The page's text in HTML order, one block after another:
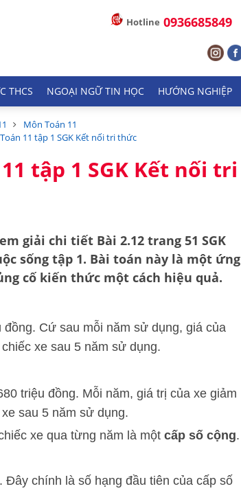
Hotline 0936685849
THCS NGOẠI NGỮ TIN HỌC HƯỚNG NGHIỆP
Môn Toán 11
11 tập 1 SGK Kết nối tri thức
tập 1 SGK Kết nối tri
giải chi tiết Bài 2.12 trang 51 SGK
sống tập 1. Bài toán này là một ứng
cố kiến thức một cách hiệu quả.
Cứ sau mỗi năm sử dụng, giá của
xe sau 5 năm sử dụng.
triệu đồng. Mỗi năm, giá trị của xe giảm
sau 5 năm sử dụng.
xe qua từng năm là một cấp số cộng.
Đây chính là số hạng đầu tiên của cấp số